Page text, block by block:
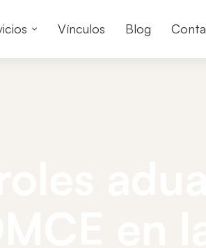
Vínculos Blog